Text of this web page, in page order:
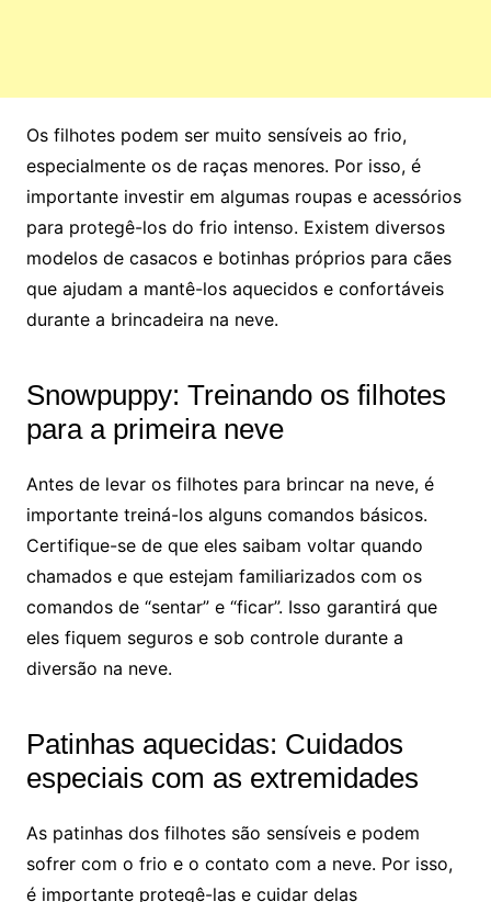
Os filhotes podem ser muito sensíveis ao frio,
especialmente os de raças menores. Por isso, é
importante investir em algumas roupas e acessórios
para protegê-los do frio intenso. Existem diversos
modelos de casacos e botinhas próprios para cães
que ajudam a mantê-los aquecidos e confortáveis
durante a brincadeira na neve.
Snowpuppy: Treinando os filhotes
para a primeira neve
Antes de levar os filhotes para brincar na neve, é
importante treiná-los alguns comandos básicos.
Certifique-se de que eles saibam voltar quando
chamados e que estejam familiarizados com os
comandos de “sentar” e “ficar”. Isso garantirá que
eles fiquem seguros e sob controle durante a
diversão na neve.
Patinhas aquecidas: Cuidados
especiais com as extremidades
As patinhas dos filhotes são sensíveis e podem
sofrer com o frio e o contato com a neve. Por isso,
é importante protegê-las e cuidar delas